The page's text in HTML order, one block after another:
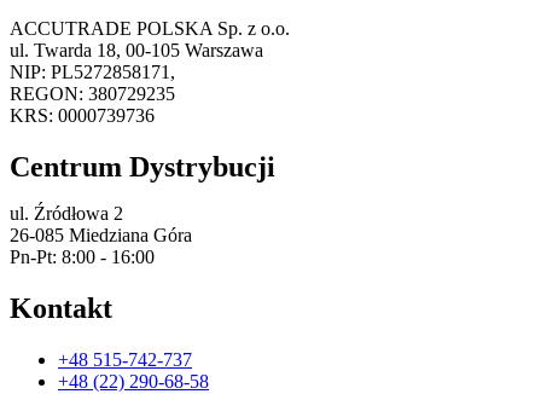
ACCUTRADE POLSKA Sp. z o.o.
ul. Twarda 18, 00-105 Warszawa
NIP: PL5272858171,
REGON: 380729235
KRS: 0000739736
Centrum Dystrybucji
ul. Źródłowa 2
26-085 Miedziana Góra
Pn-Pt: 8:00 - 16:00
Kontakt
+48 515-742-737
+48 (22) 290-68-58